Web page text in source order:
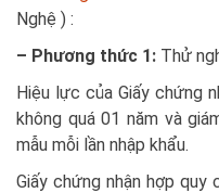
Nghệ ) :
– Phương thức 1: Thử
Hiệu lực của Giấy chứng
không quá 01 năm và
mẫu mỗi lần nhập khẩu.
Giấy chứng nhận hợp